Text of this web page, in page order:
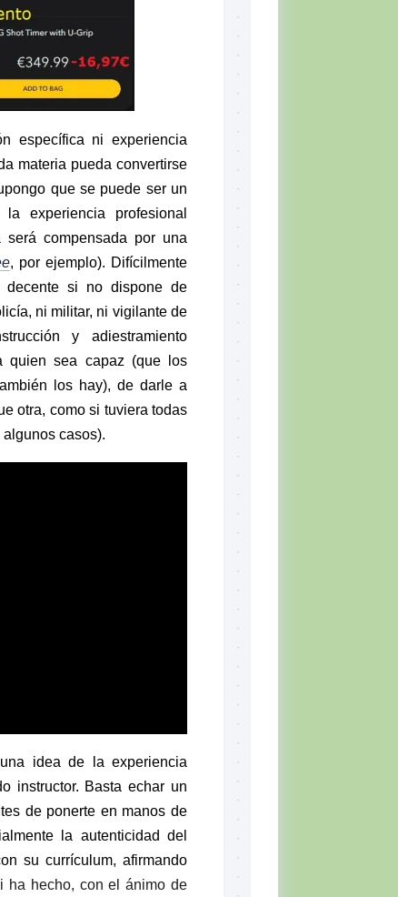
específica ni experiencia
materia pueda convertirse
que se puede ser un
experiencia profesional
compensada por una
, por ejemplo). Difícilmente
decente si no dispone de
ni militar, ni vigilante de
y adiestramiento
quien sea capaz (que los
los hay), de darle a
otra, como si tuviera todas
casos).
idea de la experiencia
instructor. Basta echar un
de ponerte en manos de
la autenticidad del
su currículum, afirmando
ha hecho, con el ánimo de